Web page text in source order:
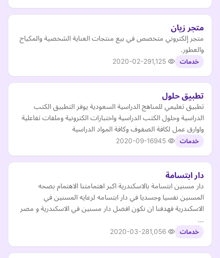
متجر زيان
متجر إلكتروني متخصص في بيع منتجات العناية الشخصية والمكياج
والعطور.
خدمات 2020-02-29
تطبيق حلول
تطبيق تعليمي للمناهج الدراسية السعودية يوفر التطبيق الكتب
الدراسية وحلول الكتب الدراسية واختبارات الكترونية وملفات تفاعلية
واوارق عمل لكافة الصفوف وكافة المواد الدراسية
خدمات 2020-09-16
دار ابتسامة
دار مسنين ابتسامة بالاسكندرية اكبر اهتمامتنا الاهتمام بصحه
المسنين نفسيا وجسديا في دار ابتسامه لرعايه المسنين في
الاسكندرية فهدفنا ان نكون افضل دار مسنين في الاسكندرية و مصر
...
خدمات 2020-03-28